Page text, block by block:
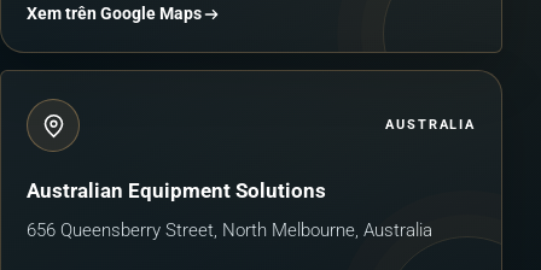
Xem trên Google Maps
AUSTRALIA
Australian Equipment Solutions
656 Queensberry Street, North Melbourne, Australia